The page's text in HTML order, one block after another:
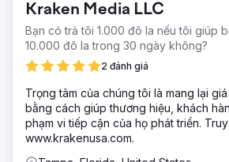
và đóng cửa vĩnh viễn DōMA OUTLET
căng thẳng cho các nguồn doanh thu.
của một năm bầu cử đã làm giảm chi
dùng, tạo thêm áp lực cho bối cảnh
thẳng. Khi mùa lễ hội đến gần, nhóm
đã nhắm đến việc thu hút người mua
trực tuyến, giới thiệu đồ nội thất và
chỉnh.
Giải pháp
Nhóm cyberlicious® đã hành động với
Kraken Media LLC
Bạn có trả tôi 1.000 đô la nếu tôi giúp
10.000 đô la trong 30 ngày không?
2 đánh giá
Trọng tâm của chúng tôi là mang lại
bằng cách giúp thương hiệu, khách
phạm vi tiếp cận của họ phát triển.
www.krakenusa.com.